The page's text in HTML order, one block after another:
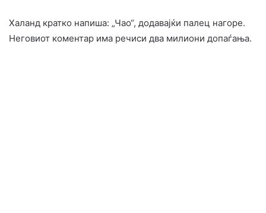
Халанд кратко напиша: „Чао“, додавајќи палец нагоре.
Неговиот коментар има речиси два милиони допаѓања.